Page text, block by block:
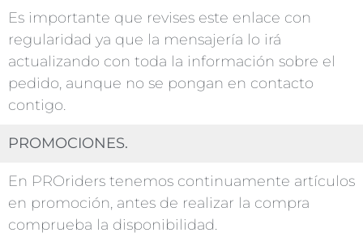
Es importante que revises este enlace con
regularidad ya que la mensajería lo irá
actualizando con toda la información sobre el
pedido, aunque no se pongan en contacto
contigo.
PROMOCIONES.
En PROriders tenemos continuamente artículos
en promoción, antes de realizar la compra
comprueba la disponibilidad.